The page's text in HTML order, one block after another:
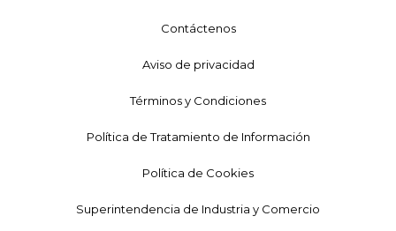
Contáctenos
Aviso de privacidad
Términos y Condiciones
Política de Tratamiento de Información
Política de Cookies
Superintendencia de Industria y Comercio